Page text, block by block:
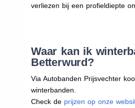
verliezen bij een profieldiepte
Waar kan ik
Betterwurd?
Via Autobanden Prijsvechter
winterbanden.
Check de prijzen op onze